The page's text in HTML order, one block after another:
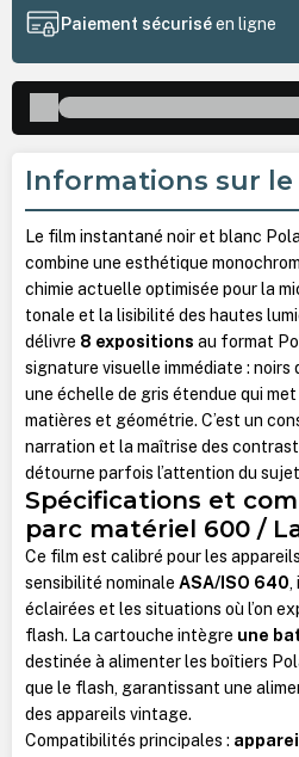
Paiement sécuriséen ligne
Informations sur
Le film instantané noir et blanc
combine une esthétique
chimie actuelle optimisée pour la
tonale et la lisibilité des hautes
délivre 8 expositions au format
signature visuelle immédiate : noirs
une échelle de gris étendue qui
matières et géométrie. C’est un
narration et la maîtrise des
détourne parfois l’attention du
Spécifications et
parc matériel 600 /
Ce film est calibré pour les
sensibilité nominale ASA/ISO 640,
éclairées et les situations où l’on
flash. La cartouche intègre une
destinée à alimenter les boîtiers
que le flash, garantissant une
des appareils vintage.
Compatibilités principales :